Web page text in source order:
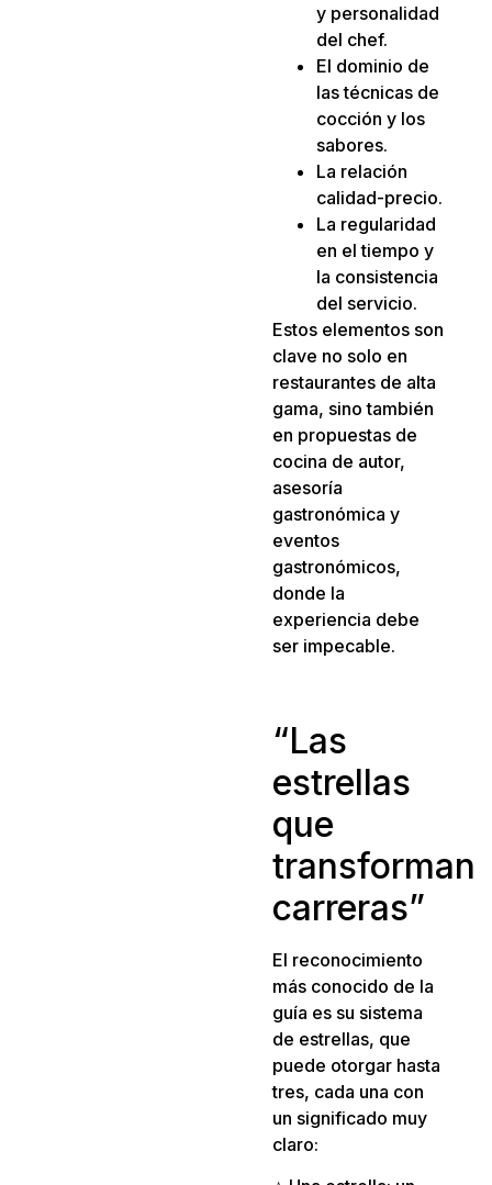
y personalidad
del chef.
El dominio de
las técnicas de
cocción y los
sabores.
La relación
calidad-precio.
La regularidad
en el tiempo y
la consistencia
del servicio.
Estos elementos son
clave no solo en
restaurantes de alta
gama, sino también
en propuestas de
cocina de autor,
asesoría
gastronómica y
eventos
gastronómicos,
donde la
experiencia debe
ser impecable.
“Las
estrellas
que
transforman
carreras”
El reconocimiento
más conocido de la
guía es su sistema
de estrellas, que
puede otorgar hasta
tres, cada una con
un significado muy
claro: